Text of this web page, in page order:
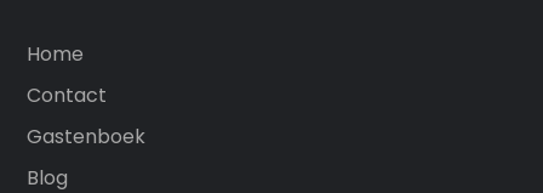
Home
Contact
Gastenboek
Blog